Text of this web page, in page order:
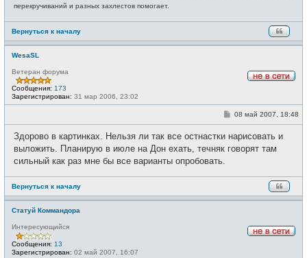
перекручиваний и разных захлестов помогает.
Вернуться к началу
WesaSL
е
т
Ветеран форума
Сообщения: 173
Зарегистрирован: 31 мар 2006, 23:02
С
б
щ
е
08 май 2007, 18:48
Здорово в картинках. Нельзя ли так все остнастки нарисовать и
выложить. Планирую в июле на Дон ехать, течняк говорят там
сильный как раз мне бы все варианты опробовать.
Вернуться к началу
Статуй Коммандора
Интересующийся
Сообщения: 13
Зарегистрирован: 02 май 2007, 16:07